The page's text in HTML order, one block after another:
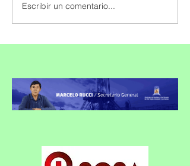
Escribir un comentario...